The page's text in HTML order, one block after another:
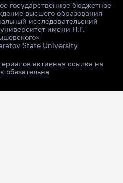
государственное бюджетное
высшего образования
исследовательский
имени Н.Г.
State University
активная ссылка на
обязательна